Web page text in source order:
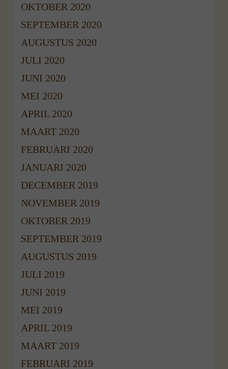
OKTOBER 2020
SEPTEMBER 2020
AUGUSTUS 2020
JULI 2020
JUNI 2020
MEI 2020
APRIL 2020
MAART 2020
FEBRUARI 2020
JANUARI 2020
DECEMBER 2019
NOVEMBER 2019
OKTOBER 2019
SEPTEMBER 2019
AUGUSTUS 2019
JULI 2019
JUNI 2019
MEI 2019
APRIL 2019
MAART 2019
FEBRUARI 2019